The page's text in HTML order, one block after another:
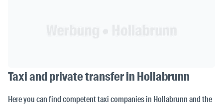
Taxi and private transfer in Hollabrunn
Here you can find competent taxi companies in Hollabrunn and the